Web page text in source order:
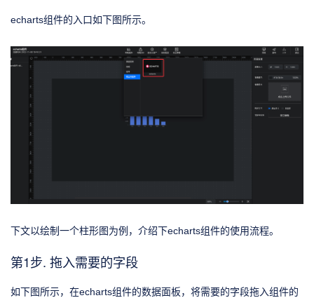
echarts组件的入口如下图所示。
下文以绘制一个柱形图为例，介绍下echarts组件的使用流程。
第1步. 拖入需要的字段
如下图所示，在echarts组件的数据面板，将需要的字段拖入组件的